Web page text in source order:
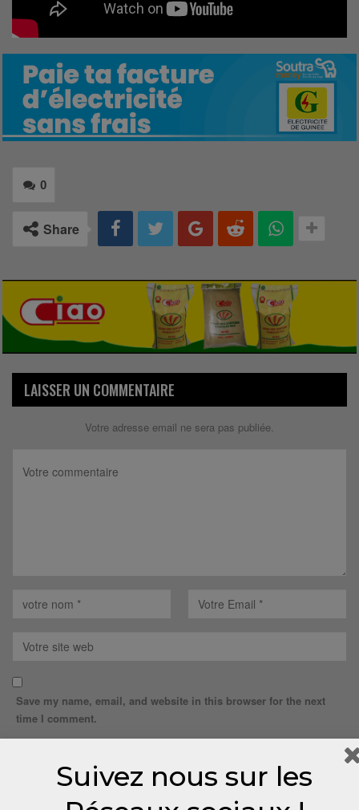
0
Share
LAISSER UN COMMENTAIRE
Votre adresse email ne sera pas publiée.
Save my name, email, and website in this browser for the next
time I comment.
Suivez nous sur les